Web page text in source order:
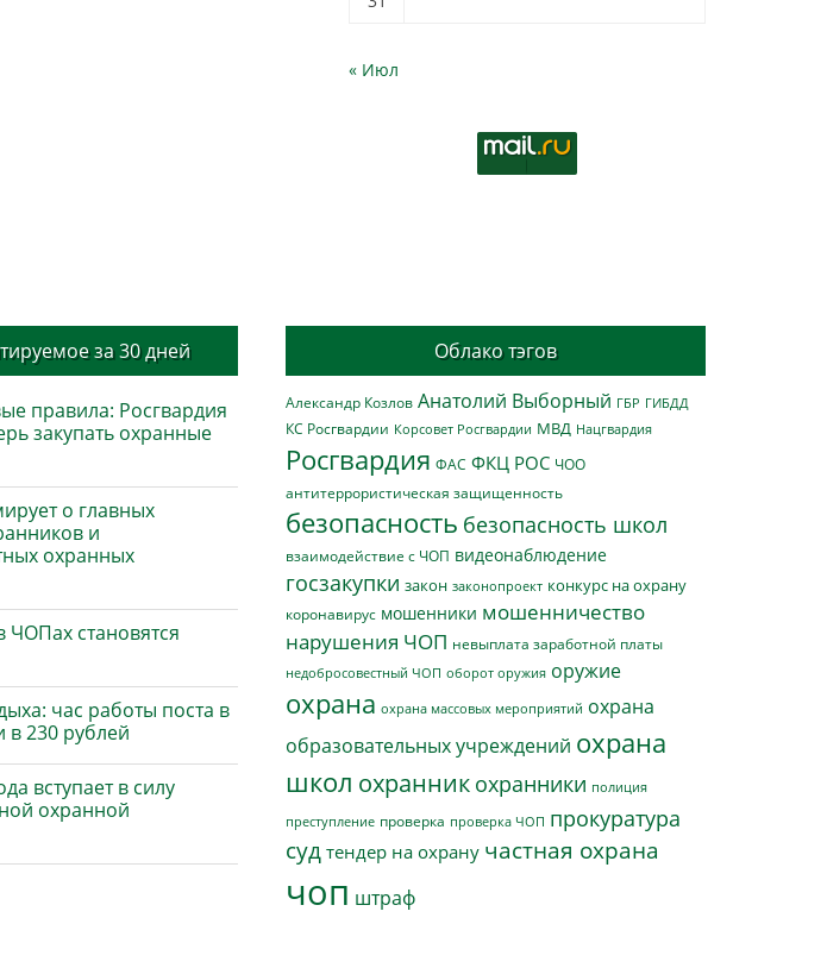
« Июл
за 30 дней
правила: Росгвардия
закупать охранные
о главных
и
охранных
ЧОПах становятся
час работы поста в
в 230 рублей
вступает в силу
охранной
Облако тэгов
Александр Козлов Анатолий Выборный ГБР ГИБДД
КС Росгвардии Корсовет Росгвардии МВД Нацгвардия
Росгвардия ФАС ФКЦ РОС ЧОО
антитеррористическая защищенность
безопасность безопасность школ
взаимодействие с ЧОП видеонаблюдение
госзакупки закон законопроект конкурс на охрану
коронавирус мошенники мошенничество
нарушения ЧОП невыплата заработной платы
недобросовестный ЧОП оборот оружия оружие
охрана охрана массовых мероприятий охрана
образовательных учреждений охрана
школ охранник охранники полиция
преступление проверка проверка ЧОП прокуратура
суд тендер на охрану частная охрана
чоп штраф